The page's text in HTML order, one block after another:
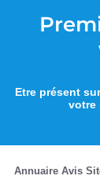
Etre présent
votre
Annuaire Avis